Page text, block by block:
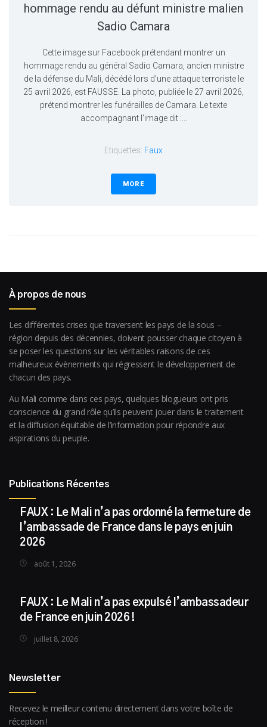
hommage rendu au défunt ministre malien
Sadio Camara
Cette image sur Facebook prétendant montrer un
hommage rendu au général Sadio Camara, ancien ministre
de la défense du Mali, décédé lors d’une attaque terroriste le
25 avril 2026, est FAUSSE. La photo, publiée le 27 avril 2026,
prétend montrer les funérailles de Camara. Le texte
accompagnant l'image dit :...
Etiquettes: Faux
MORE
À propos de nous
Les différentes crises que traversent les pays de la sous –
région depuis des décennies, doivent pousser chaque citoyen à
se poser les questions sur les véritables raisons de ces
malheureux évènements qui régressent le développement de
chacun des pays.
Au Mali comme dans ces pays, quelques blogueurs ont pris
conscience du grand rôle qu’ils peuvent jouer dans le traitement
et la diffusion équitable de l’information pour répondre aux
aspirations du peuple.
Publications Récentes
FAUX : Le Mali n’a pas ordonné la fermeture de
l’ambassade de France dans le pays en juin
2026
août 1, 2026
FAUX : Le Mali n’a pas expulsé l’ambassadeur
de France en juin 2026 !
juillet 8, 2026
Newsletter
Recevez le meilleur contenu directement dans votre boîte de
réception !